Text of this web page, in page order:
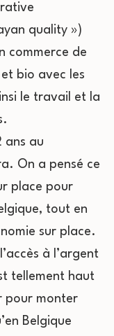
quality »)
commerce de
bio avec les
le travail et la
ans au
On a pensé ce
place pour
tout en
sur place.
à l’argent
tellement haut
pour monter
Belgique